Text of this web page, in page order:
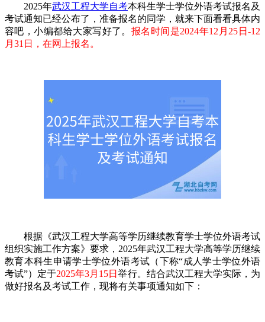
2025年武汉工程大学自考本科生学士学位外语考试报名及
考试通知已经公布了，准备报名的同学，就来下面看看具体内
容吧，小编都给大家写好了。 报名时间是2024年12月25日-12
月31日，在网上报名。
根据《武汉工程大学高等学历继续教育学士学位外语考试
组织实施工作方案》要求，2025年武汉工程大学高等学历继续
教育本科生申请学士学位外语考试（下称“成人学士学位外语
考试”）定于2025年3月15日举行。结合武汉工程大学实际，为
做好报名及考试工作，现将有关事项通知如下：